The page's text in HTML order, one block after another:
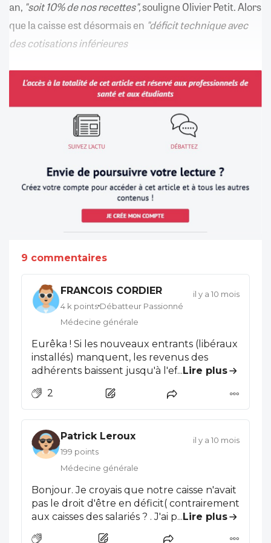
an, "soit 10% de nos recettes",souligne Olivier Petit. Alors
que la caisse est désormais en "déficit technique avec
des cotisations inférieures
9 commentaires
FRANCOIS CORDIER
4 k points Débatteur Passionné
Médecine générale
il y a 10 mois
Eurêka ! Si les nouveaux entrants (libéraux
installés) manquent, les revenus des
adhérents baissent jusqu'à l'effondrement:
mécanisme imparable que les pyramides
type PONZI ont été interdites dans le droit
cent ans, et certains acteurs trop voyants
condamnés à la prison (Bernard Madoff à
New-York). Et on vient nous déclamer la
"providentielle répartition" ? J'aimerais que
quelques journalistes d'investigation
(CASH par exemple ?) nous sortent une de
leurs enquêtes, habituellement si joliment
... Lire plus
2
Patrick Leroux
199 points
Médecine générale
il y a 10 mois
Bonjour. Je croyais que notre caisse n'avait
pas le droit d'être en déficit( contrairement
aux caisses des salariés ? . J'ai pris ma
...Lire plus